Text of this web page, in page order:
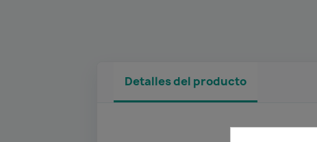
Detalles del producto